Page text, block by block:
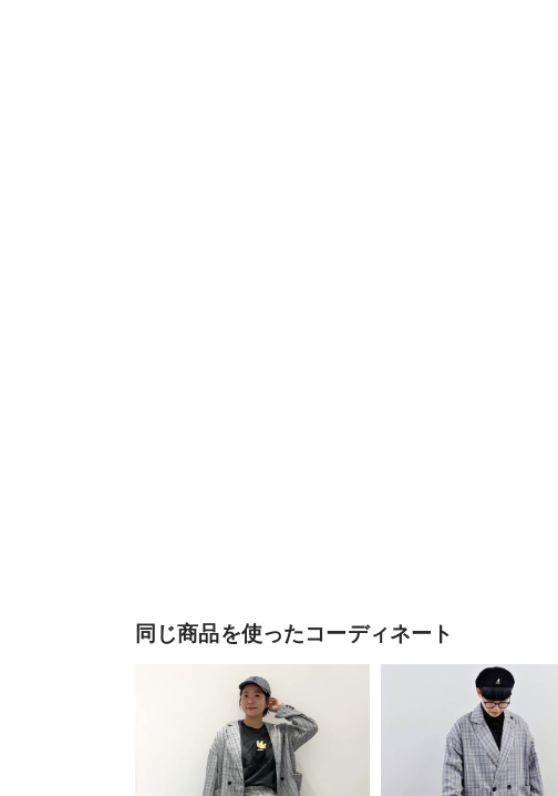
同じ商品を使ったコーディネート